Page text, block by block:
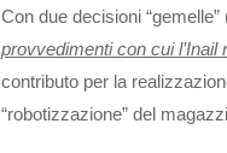
Con due decisioni
provvedimenti con cui
contributo per la
“robotizzazione” del